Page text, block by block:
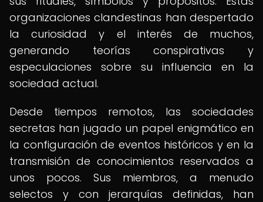
organizaciones clandestinas han despertado
la curiosidad y el interés de muchos,
generando teorías conspirativas y
especulaciones sobre su influencia en la
sociedad actual.
Desde tiempos remotos, las sociedades
secretas han jugado un papel enigmático en
la configuración de eventos históricos y en la
transmisión de conocimientos reservados a
unos pocos. Sus miembros, a menudo
selectos y con jerarquías definidas, han